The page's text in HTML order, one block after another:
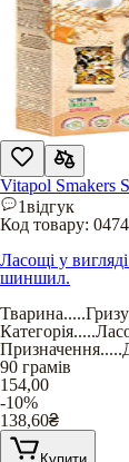
Vitapol Smakers
1відгук
Код товару:
Ласощі у
шиншил.
Тварина.....
Категорія.....
Призначення.....
90 грамів
154,00
-10%
138,60₴